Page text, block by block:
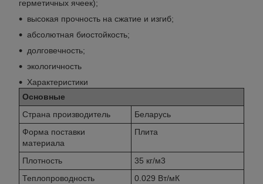
герметичных ячеек);
высокая прочность на сжатие и изгиб;
абсолютная биостойкость;
долговечность;
экологичность
Характеристики
Основные
Страна производитель
Беларусь
Форма поставки
материала
Плита
Плотность
35 кг/м3
Теплопроводность
0.029 Вт/мК